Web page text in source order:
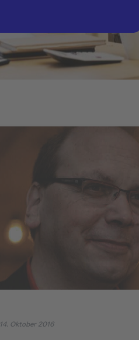
14. Oktober 2016